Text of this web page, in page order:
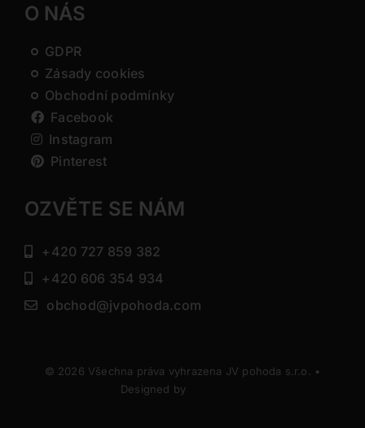
O NÁS
GDPR
Zásady cookies
Obchodní podmínky
Facebook
Instagram
Pinterest
OZVĚTE SE NÁM
+420 727 859 382
+420 606 354 934
obchod@jvpohoda.com
© 2026 Všechna práva vyhrazena JV pohoda s.r.o. •
Designed by